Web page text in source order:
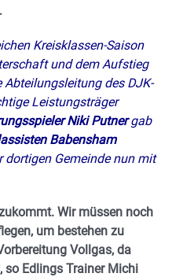
Kreisklassen-Saison
und dem Aufstieg
des DJK-
Leistungsträger
Niki Putnergab
Babensham
dortigen Gemeinde nun mit
Wir müssen noch
um bestehen zu
Vollgas, da
so Edlings Trainer Michi